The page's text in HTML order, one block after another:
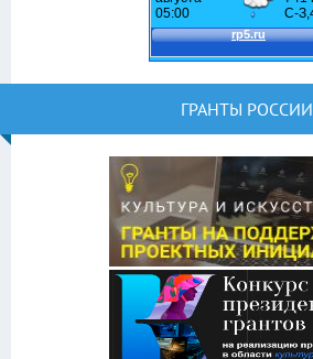
ГРАНТЫ РОССИИ